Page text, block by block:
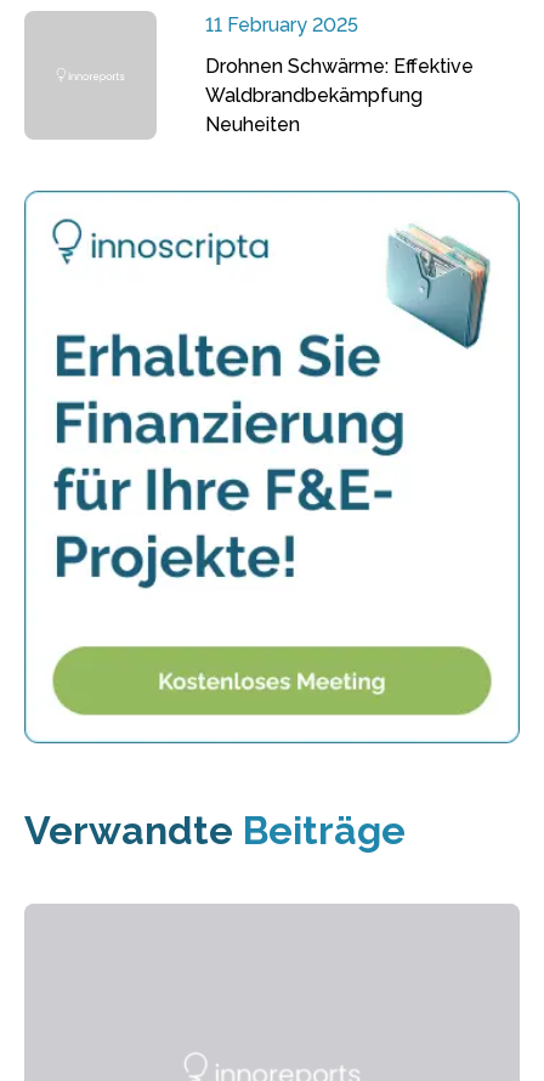
11 February 2025
Drohnen Schwärme: Effektive
Waldbrandbekämpfung
Neuheiten
Verwandte Beiträge